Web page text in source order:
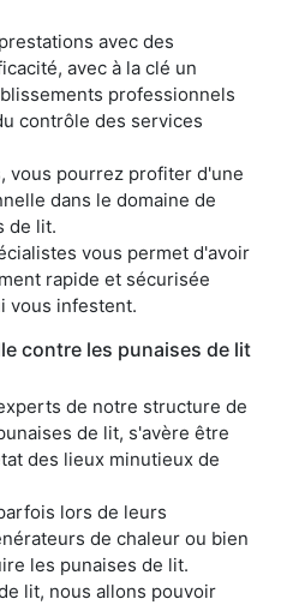
avec des
avec à la clé un
professionnels
contrôle des services
vous pourrez profiter d'une
dans le domaine de
de lit.
vous permet d'avoir
rapide et sécurisée
vous infestent.
contre les punaises de lit
de notre structure de
de lit, s'avère être
des lieux minutieux de
lors de leurs
de chaleur ou bien
les punaises de lit.
lit, nous allons pouvoir